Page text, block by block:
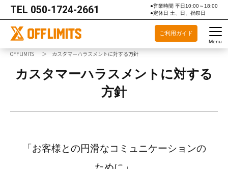
TEL 050-1724-2661
●営業時間 平日10:00～18:00
●定休日 土、日、祝祭日
ご利用ガイド
Menu
OFFLIMITS カスタマーハラスメントに対する方針
カスタマーハラスメントに対する
方針
「お客様との円滑なコミュニケーションの